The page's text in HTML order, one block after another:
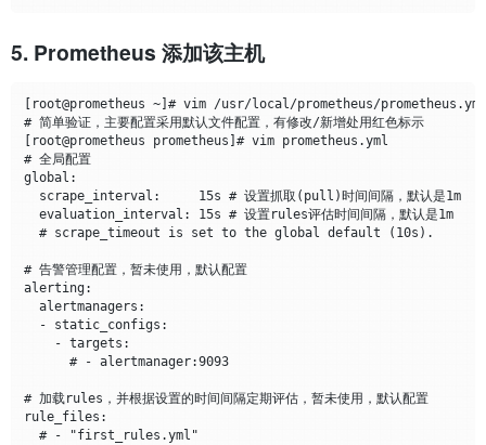
5. Prometheus 添加该主机
[root@prometheus ~]# vim /usr/local/prometheus/prometheus.yml
# 简单验证，主要配置采用默认文件配置，有修改/新增处用红色标示
[root@prometheus prometheus]# vim prometheus.yml
# 全局配置
global:
  scrape_interval:     15s # 设置抓取(pull)时间间隔，默认是1m
  evaluation_interval: 15s # 设置rules评估时间间隔，默认是1m
  # scrape_timeout is set to the global default (10s).
# 告警管理配置，暂未使用，默认配置
alerting:
  alertmanagers:
  - static_configs:
    - targets:
      # - alertmanager:9093
# 加载rules，并根据设置的时间间隔定期评估，暂未使用，默认配置
rule_files:
  # - "first_rules.yml"